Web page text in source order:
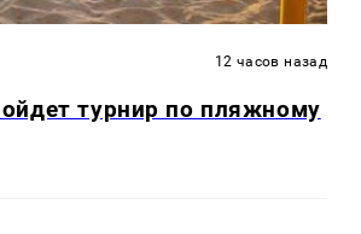
12 часов назад
турнир по пляжному